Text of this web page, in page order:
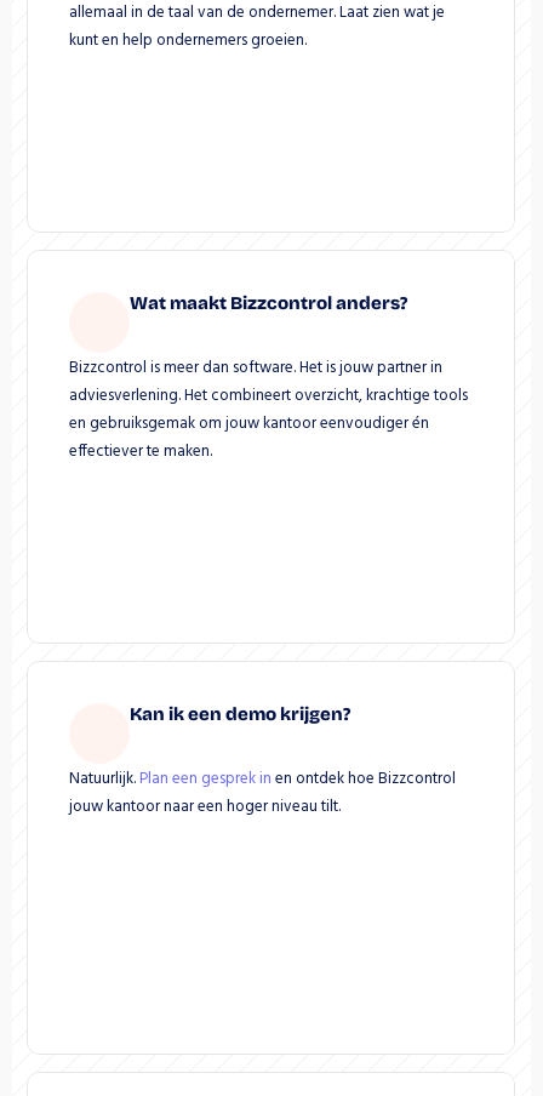
allemaal in de taal van de ondernemer. Laat zien wat je
kunt en help ondernemers groeien.
Wat maakt Bizzcontrol anders?
Bizzcontrol is meer dan software. Het is jouw partner in
adviesverlening. Het combineert overzicht, krachtige tools
en gebruiksgemak om jouw kantoor eenvoudiger én
effectiever te maken.
Kan ik een demo krijgen?
Natuurlijk. Plan een gesprek in en ontdek hoe Bizzcontrol
jouw kantoor naar een hoger niveau tilt.